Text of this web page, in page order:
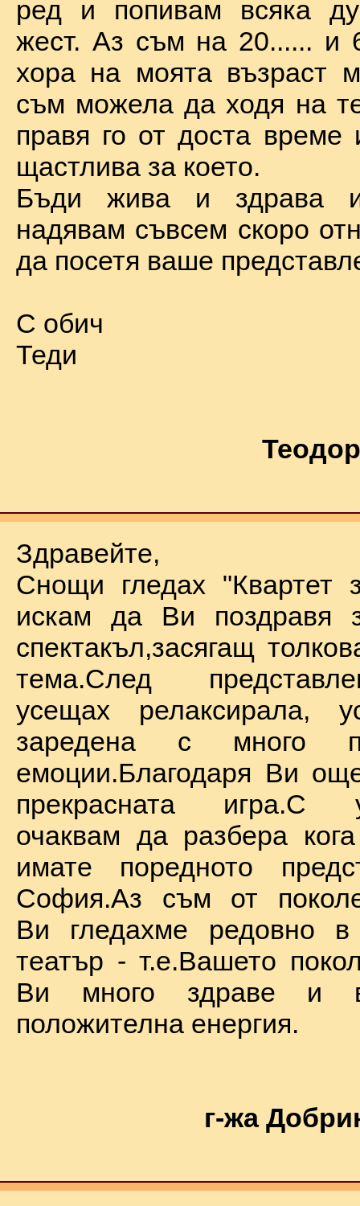
ред и попивам всяка
жест. Аз съм на 20...... и
хора на моята възраст
съм можела да ходя на
правя го от доста време
щастлива за което.
Бъди жива и здрава
надявам съвсем скоро
да посетя ваше
С обич
Теди
Здравейте,
Снощи гледах "Квартет
искам да Ви поздравя
спектакъл,засягащ
тема.След
усещах релаксирала,
заредена с много
емоции.Благодаря Ви
прекрасната игра.С
очаквам да разбера
имате поредното
София.Аз съм от
Ви гледахме редовно
театър - т.е.Вашето
Ви много здраве и
положителна енергия.
г-жа